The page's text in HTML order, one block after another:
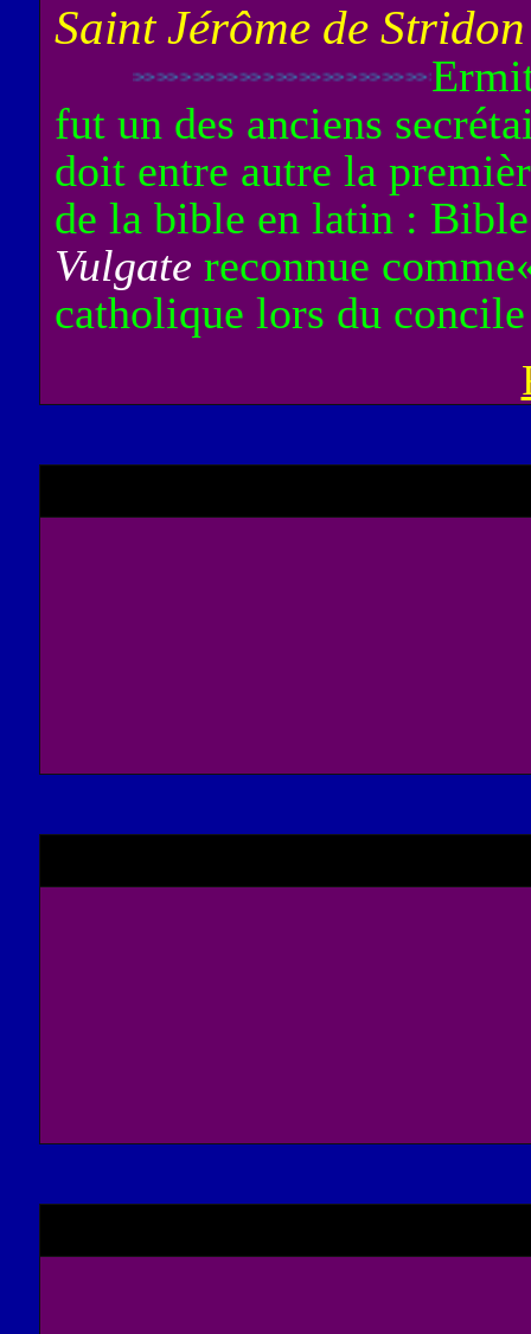
Saint Jérôme de
fut un des anciens
doit entre autre la
de la bible en latin :
Vulgate reconnue
catholique lors du